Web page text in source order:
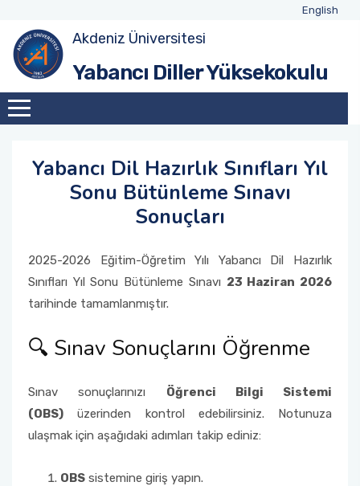
English
Akdeniz Üniversitesi
Yabancı Diller Yüksekokulu
Yabancı Dil Hazırlık Sınıfları Yıl
Sonu Bütünleme Sınavı
Sonuçları
2025-2026 Eğitim-Öğretim Yılı Yabancı Dil Hazırlık
Sınıfları Yıl Sonu Bütünleme Sınavı 23 Haziran 2026
tarihinde tamamlanmıştır.
🔍 Sınav Sonuçlarını Öğrenme
Sınav sonuçlarınızı Öğrenci Bilgi Sistemi
(OBS) üzerinden kontrol edebilirsiniz. Notunuza
ulaşmak için aşağıdaki adımları takip ediniz:
OBS sistemine giriş yapın.
Yüksekokulumuz Hakkında
Komisyonlar
Yönetim ve İdari Personel
Akademik Personel
YDYO Takvimi
Hazırlık Sınıfı Sınav Takvimi
Hazırlık Ders Programları